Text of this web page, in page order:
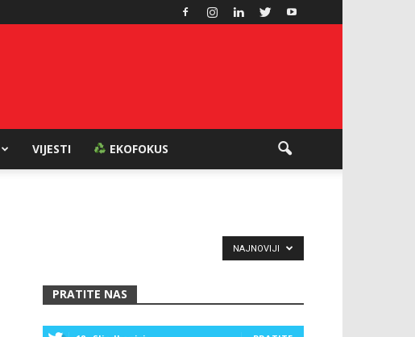
VIJESTI EKOFOKUS
NAJNOVIJI
PRATITE NAS